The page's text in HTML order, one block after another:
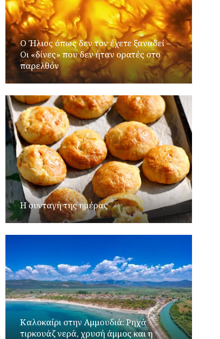
Ο Ήλιος όπως δεν τον έχετε ξαναδεί –
Οι «δίνες» που δεν ήταν ορατές στο
παρελθόν
Η συνταγή της ημέρας
Καλοκαίρι στην Αμμουδιά: Ρηχά
τιρκουάζ νερά, χρυσή άμμος και η